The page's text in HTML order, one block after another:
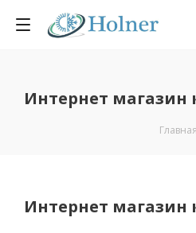
Интернет
Главная
Интернет